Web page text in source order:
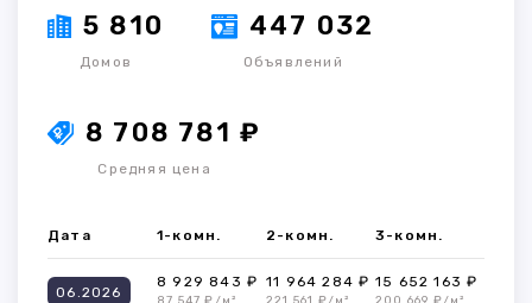
5 810
Домов
447 032
Объявлений
8 708 781 ₽
Средняя цена
Дата 1-комн. 2-комн. 3-комн.
06.2026
8 929 843 ₽ 11 964 284 ₽ 15 652 163 ₽